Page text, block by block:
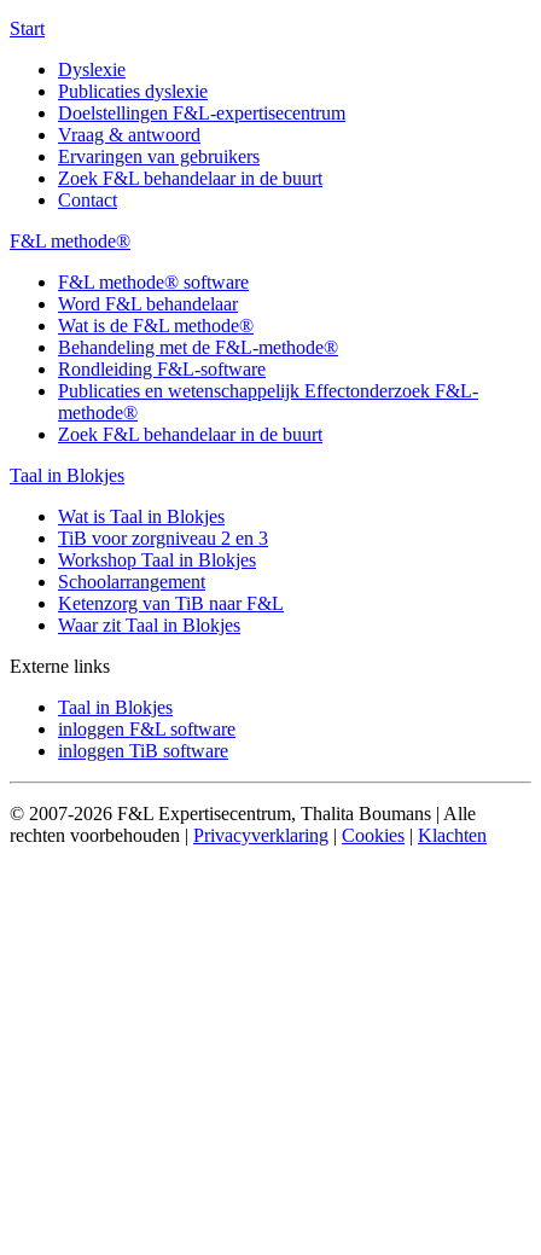
Start
Dyslexie
Publicaties dyslexie
Doelstellingen F&L-expertisecentrum
Vraag & antwoord
Ervaringen van gebruikers
Zoek F&L behandelaar in de buurt
Contact
F&L methode®
F&L methode® software
Word F&L behandelaar
Wat is de F&L methode®
Behandeling met de F&L-methode®
Rondleiding F&L-software
Publicaties en wetenschappelijk Effectonderzoek F&L-
methode®
Zoek F&L behandelaar in de buurt
Taal in Blokjes
Wat is Taal in Blokjes
TiB voor zorgniveau 2 en 3
Workshop Taal in Blokjes
Schoolarrangement
Ketenzorg van TiB naar F&L
Waar zit Taal in Blokjes
Externe links
Taal in Blokjes
inloggen F&L software
inloggen TiB software
© 2007-2026 F&L Expertisecentrum, Thalita Boumans | Alle
rechten voorbehouden | Privacyverklaring | Cookies | Klachten